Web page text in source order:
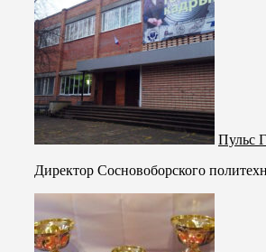
Пульс
Директор Сосновоборского